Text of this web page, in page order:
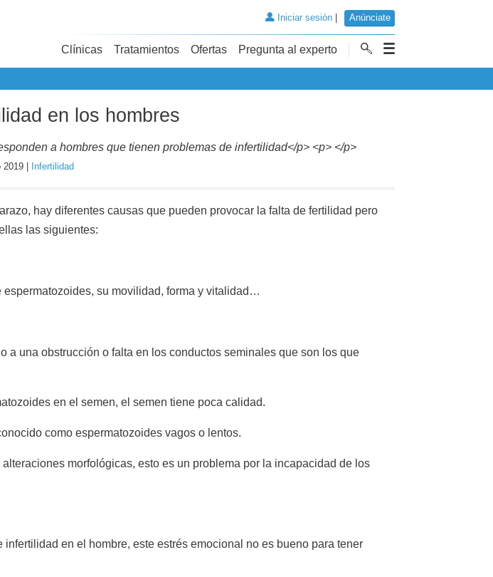
Iniciar sesión| Anúnciate
Clínicas Tratamientos Ofertas Pregunta al experto
en los hombres
a hombres que tienen problemas de infertilidad</p> <p> </p>
2019 | Infertilidad
hay diferentes causas que pueden provocar la falta de fertilidad pero
las siguientes:
su movilidad, forma y vitalidad…
una obstrucción o falta en los conductos seminales que son los que
en el semen, el semen tiene poca calidad.
como espermatozoides vagos o lentos.
morfológicas, esto es un problema por la incapacidad de los
en el hombre, este estrés emocional no es bueno para tener